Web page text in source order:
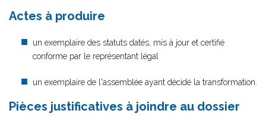
Actes à produire
un exemplaire des statuts datés, mis à jour et certifié
conforme par le représentant légal
un exemplaire de l'assemblée ayant décidé la transformation.
Pièces justificatives à joindre au dossier